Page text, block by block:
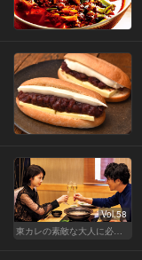
Vol.58
東カレの素敵な大人に必要なこと